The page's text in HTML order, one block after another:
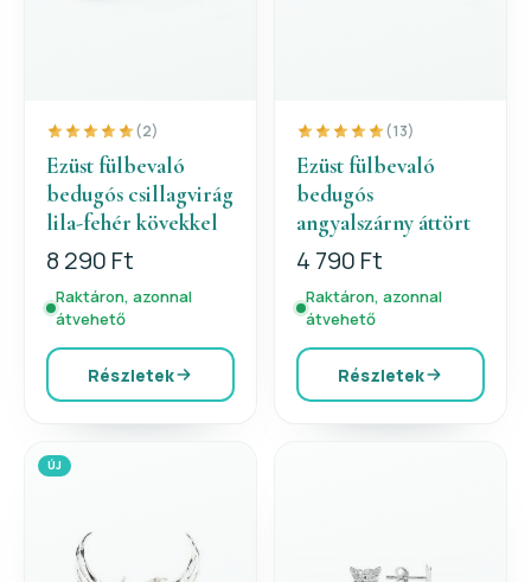
(2)
Ezüst fülbevaló
bedugós csillagvirág
lila-fehér kövekkel
8 290 Ft
Raktáron, azonnal
átvehető
Részletek
(13)
Ezüst fülbevaló
bedugós
angyalszárny áttört
4 790 Ft
Raktáron, azonnal
átvehető
Részletek
ÚJ